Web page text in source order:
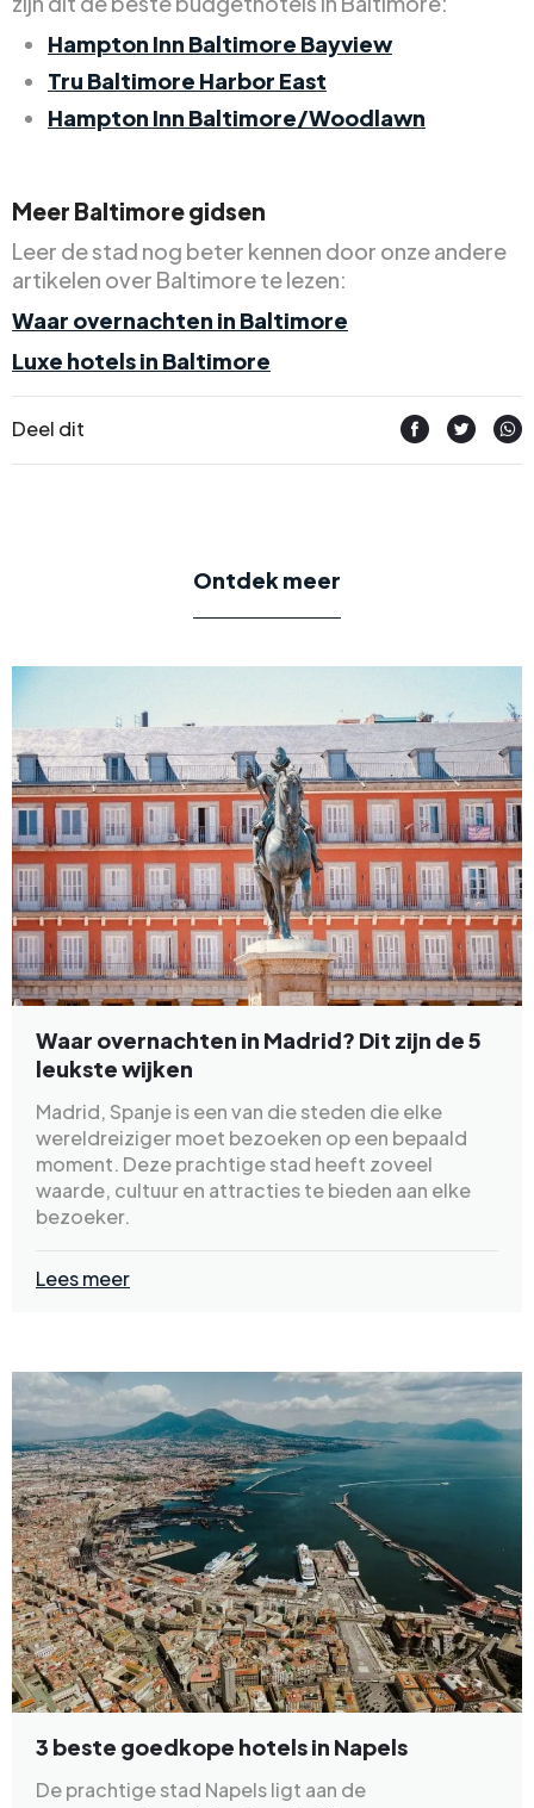
Hampton Inn Baltimore Bayview
Tru Baltimore Harbor East
Hampton Inn Baltimore/Woodlawn
Meer Baltimore gidsen
Leer de stad nog beter kennen door onze andere
artikelen over Baltimore te lezen:
Waar overnachten in Baltimore
Luxe hotels in Baltimore
Deel dit
Ontdek meer
Waar overnachten in Madrid? Dit zijn de 5
leukste wijken
Madrid, Spanje is een van die steden die elke
wereldreiziger moet bezoeken op een bepaald
moment. Deze prachtige stad heeft zoveel
waarde, cultuur en attracties te bieden aan elke
bezoeker.
Lees meer
3 beste goedkope hotels in Napels
De prachtige stad Napels ligt aan de